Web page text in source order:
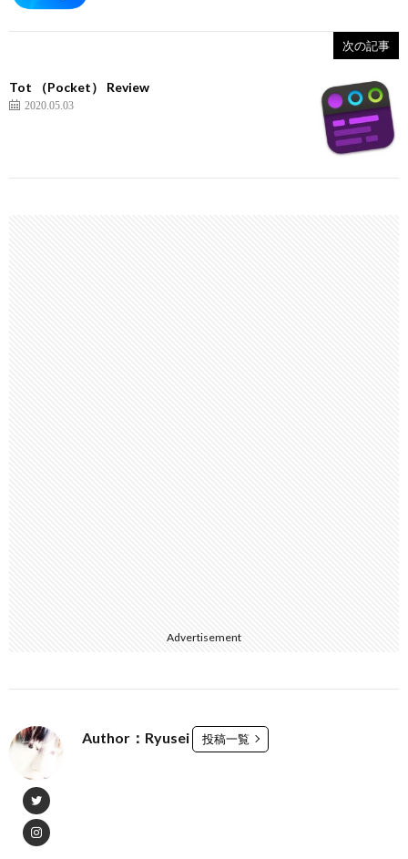
次の記事
Tot （Pocket） Review
2020.05.03
Advertisement
Author：Ryusei 投稿一覧